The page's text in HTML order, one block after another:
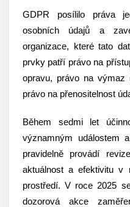
GDPR posílilo práva
osobních údajů a
organizace, které tato
prvky patří právo na
opravu, právo na výmaz
právo na přenositelnost
Během sedmi let
významným událostem
pravidelně provádí
aktuálnost a efektivitu v
prostředí. V roce 2025
dozorová akce